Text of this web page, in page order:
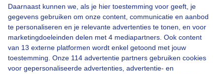
Daarnaast kunnen we, als je hier toestemming voor geeft, je
gegevens gebruiken om onze content, communicatie en aanbod
te personaliseren en je relevante advertenties te tonen, en voor
marketingdoeleinden delen met 4 mediapartners. Ook content
van 13 externe platformen wordt enkel getoond met jouw
toestemming. Onze 114 advertentie partners gebruiken cookies
voor gepersonaliseerde advertenties, advertentie- en
Een moment geduld aub...